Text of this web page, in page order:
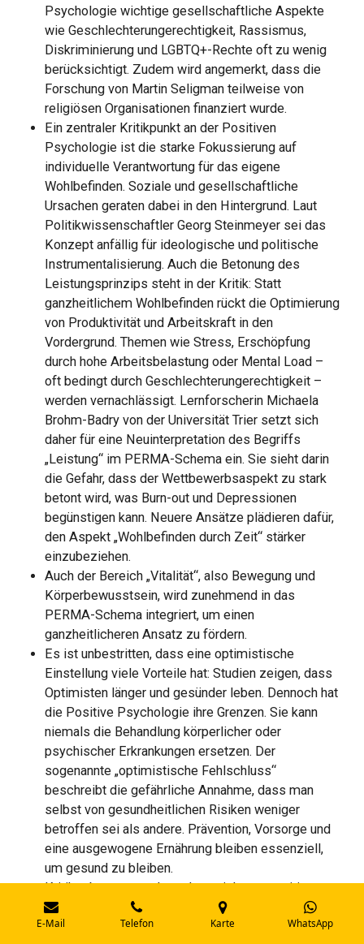
Psychologie wichtige gesellschaftliche Aspekte
wie Geschlechterungerechtigkeit, Rassismus,
Diskriminierung und LGBTQ+-Rechte oft zu wenig
berücksichtigt. Zudem wird angemerkt, dass die
Forschung von Martin Seligman teilweise von
religiösen Organisationen finanziert wurde.
Ein zentraler Kritikpunkt an der Positiven
Psychologie ist die starke Fokussierung auf
individuelle Verantwortung für das eigene
Wohlbefinden. Soziale und gesellschaftliche
Ursachen geraten dabei in den Hintergrund. Laut
Politikwissenschaftler Georg Steinmeyer sei das
Konzept anfällig für ideologische und politische
Instrumentalisierung. Auch die Betonung des
Leistungsprinzips steht in der Kritik: Statt
ganzheitlichem Wohlbefinden rückt die Optimierung
von Produktivität und Arbeitskraft in den
Vordergrund. Themen wie Stress, Erschöpfung
durch hohe Arbeitsbelastung oder Mental Load –
oft bedingt durch Geschlechterungerechtigkeit –
werden vernachlässigt. Lernforscherin Michaela
Brohm-Badry von der Universität Trier setzt sich
daher für eine Neuinterpretation des Begriffs
„Leistung“ im PERMA-Schema ein. Sie sieht darin
die Gefahr, dass der Wettbewerbsaspekt zu stark
betont wird, was Burn-out und Depressionen
begünstigen kann. Neuere Ansätze plädieren dafür,
den Aspekt „Wohlbefinden durch Zeit“ stärker
einzubeziehen.
Auch der Bereich „Vitalität“, also Bewegung und
Körperbewusstsein, wird zunehmend in das
PERMA-Schema integriert, um einen
ganzheitlicheren Ansatz zu fördern.
Es ist unbestritten, dass eine optimistische
Einstellung viele Vorteile hat: Studien zeigen, dass
Optimisten länger und gesünder leben. Dennoch hat
die Positive Psychologie ihre Grenzen. Sie kann
niemals die Behandlung körperlicher oder
psychischer Erkrankungen ersetzen. Der
sogenannte „optimistische Fehlschluss“
beschreibt die gefährliche Annahme, dass man
selbst von gesundheitlichen Risiken weniger
betroffen sei als andere. Prävention, Vorsorge und
eine ausgewogene Ernährung bleiben essenziell,
um gesund zu bleiben.
Kritiker betonen zudem, dass nicht nur positive
Emotionen zu persönlichem Wachstum führen.
Auch schwierige Erfahrungen wie Frustration und
E-Mail Telefon Karte WhatsApp